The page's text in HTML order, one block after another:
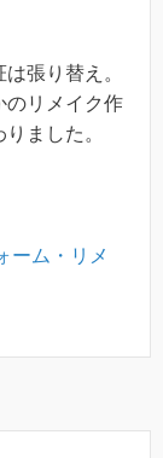
張り替え。
のリメイク作
ました。
ーム・リメ